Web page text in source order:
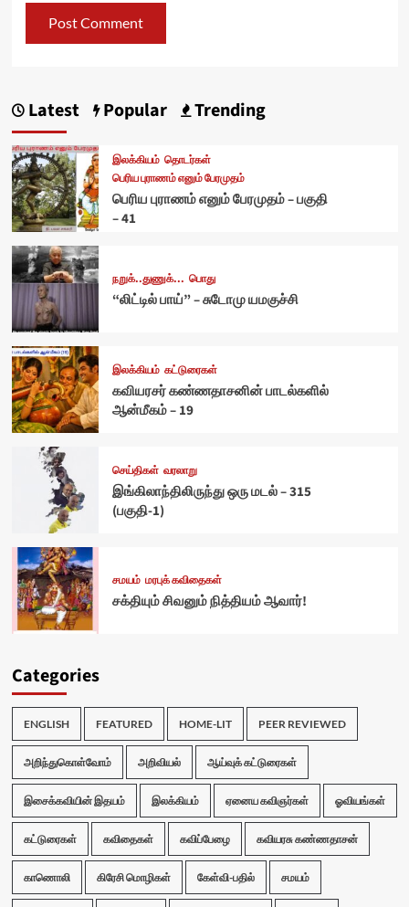
Latest Popular Trending
இலக்கியம் தொடர்கள்
பெரிய புராணம் எனும் பேரமுதம்
பெரிய புராணம் எனும் பேரமுதம் – பகுதி
– 41
நறுக்..துணுக்... பொது
“லிட்டில் பாய்” – சுடோமு யமகுச்சி
இலக்கியம் கட்டுரைகள்
கவியரசர் கண்ணதாசனின் பாடல்களில்
ஆன்மீகம் – 19
செய்திகள் வரலாறு
இங்கிலாந்திலிருந்து ஒரு மடல் – 315
(பகுதி-1)
சமயம் மரபுக் கவிதைகள்
சக்தியும் சிவனும் நித்தியம் ஆவார்!
Categories
ENGLISH FEATURED HOME-LIT PEER REVIEWED
அறிந்துகொள்வோம் அறிவியல் ஆய்வுக் கட்டுரைகள்
இசைக்கவியின் இதயம் இலக்கியம் ஏனைய கவிஞர்கள் ஓவியங்கள்
கட்டுரைகள் கவிதைகள் கவிப்பேழை கவியரசு கண்ணதாசன்
காணொலி கிரேசி மொழிகள் கேள்வி-பதில் சமயம்